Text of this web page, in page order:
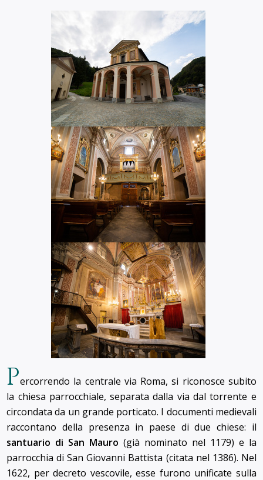
Percorrendo la centrale via Roma, si riconosce subito
la chiesa parrocchiale, separata dalla via dal torrente e
circondata da un grande porticato. I documenti medievali
raccontano della presenza in paese di due chiese: il
santuario di San Mauro (già nominato nel 1179) e la
parrocchia di San Giovanni Battista (citata nel 1386). Nel
1622, per decreto vescovile, esse furono unificate sulla